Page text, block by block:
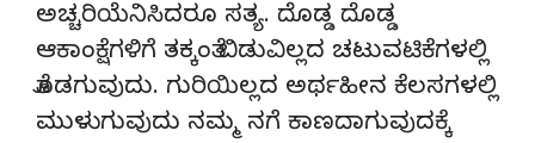
ಅಚ್ಚರಿಯೆನಿಸಿದರೂ ಸತ್ಯ. ದೊಡ್ಡ ದೊಡ್ಡ
ಆಕಾಂಕ್ಷೆಗಳಿಗೆ ತಕ್ಕಂತೆ ಬಿಡುವಿಲ್ಲದ ಚಟುವಟಿಕೆಗಳಲ್ಲಿ
ತೊಡಗುವುದು. ಗುರಿಯಿಲ್ಲದ ಅರ್ಥಹೀನ ಕೆಲಸಗಳಲ್ಲಿ
ಮುಳುಗುವುದು ನಮ್ಮ ನಗೆ ಕಾಣದಾಗುವುದಕ್ಕೆ